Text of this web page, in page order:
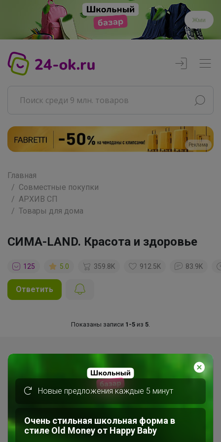
Жми
Реклама
Главная
Совместные покупки
АРХИВ СП
Товары для дома
СИМА-LAND. Красота и здоровье
125 5.0 359.8K 912.5K 83.9K
Ответить
Показаны записи 1-5 из 5
Новые предложения каждые 5 минут
Очень стильная школьная форма в
стиле Old Money от Нappy Вaby